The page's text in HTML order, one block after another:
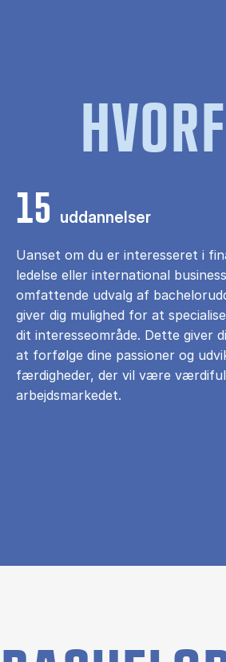
15 uddannelser
Uanset om du er interesseret i
ledelse eller international
omfattende udvalg af
giver dig mulighed for at
dit interesseområde. Dette giver
at forfølge dine passioner og
færdigheder, der vil være
arbejdsmarkedet.